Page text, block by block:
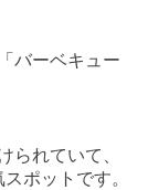
バーベキュー
られていて、
ポットです。